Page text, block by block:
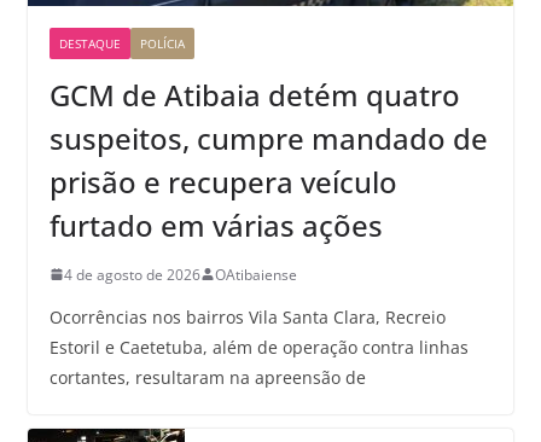
DESTAQUE POLÍCIA
GCM de Atibaia detém quatro
suspeitos, cumpre mandado de
prisão e recupera veículo
furtado em várias ações
4 de agosto de 2026 OAtibaiense
Ocorrências nos bairros Vila Santa Clara, Recreio
Estoril e Caetetuba, além de operação contra linhas
cortantes, resultaram na apreensão de